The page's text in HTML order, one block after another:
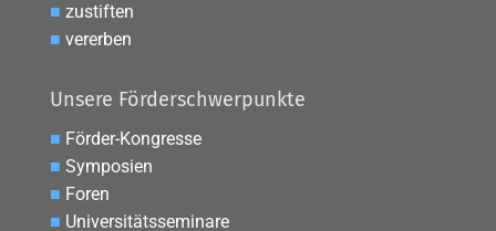
■ zustiften
■ vererben
Unsere Förderschwerpunkte
■ Förder-Kongresse
■ Symposien
■ Foren
■ Universitätsseminare